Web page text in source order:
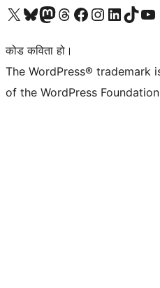
हाम्रो X (पहिले ट्विटर) खातामा जानुहोस्
हाम्रो Bluesky खाता भ्रमण गर्नुहोस्
हाम्रो म्यास्टोडन खाता भ्रमण गर्नुहोस्
हाम्रो थ्रेड्स खातामा जानुहोस्
हाम्रो फेसबुक पेजमा जानुहोस्
हाम्रो इन्स्टाग्राम खातामा जानुहोस्
हाम्रो लिङ्क्डइन खातामा जानुहोस्
हाम्रो TikTok खाता भ्रमण
हाम्रो युट्युब
कोड कविता हो।
The WordPress® trademark
of the WordPress